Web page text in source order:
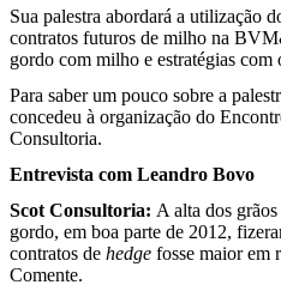
Sua palestra abordará a utilização
contratos futuros de milho na
gordo com milho e estratégias com
Para saber um pouco sobre a
concedeu à organização do
Consultoria.
Entrevista com Leandro Bovo
Scot Consultoria: A alta dos
gordo, em boa parte de 2012,
contratos de hedge fosse maior em
Comente.